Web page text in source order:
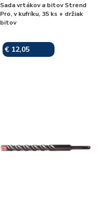
Sada vrtákov a bitov Strend
Pro, v kufríku, 35 ks + držiak
bitov
€ 12,05